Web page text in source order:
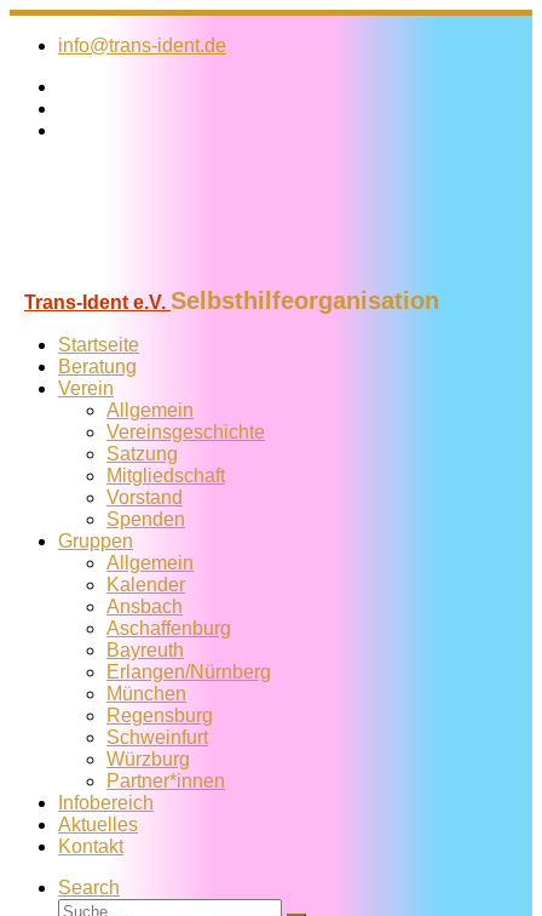
Zum
Inhalt
info@trans-ident.de
Trans-Ident e.V. Selbsthilfeorganisation
Startseite
Beratung
Verein
Allgemein
Vereins­geschichte
Satzung
Mitglied­schaft
Vorstand
Spenden
Gruppen
Allgemein
Kalender
Ansbach
Aschaffenburg
Bayreuth
Erlangen/Nürnberg
München
Regensburg
Schweinfurt
Würzburg
Partner*innen
Infobereich
Aktuelles
Kontakt
Search
Suche